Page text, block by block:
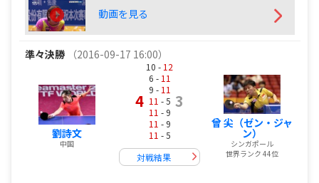
動画を見る
準々決勝 （2016-09-17 16:00）
劉詩文
中国
4
10 - 12
6 - 11
9 - 11
11 - 5
11 - 9
11 - 9
11 - 5
3
対戦結果
曾 尖（ゼン・ジャ
ン）
シンガポール
世界ランク 44位